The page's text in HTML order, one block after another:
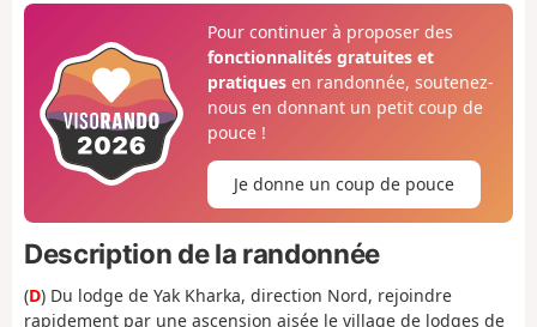
Pour continuer à proposer des
fonctionnalités gratuites et
pratiquesen randonnée, soutenez-
nous en donnant un petit coup de
pouce !
Je donne un coup de pouce
Description de la randonnée
(D) Du lodge de Yak Kharka, direction Nord, rejoindre
rapidement par une ascension aisée le village de lodges de